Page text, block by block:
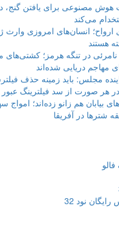
مصنوعی برای یافتن گنج،
می‌کند
ارواح؛ انسان‌های امروزی وارث
هستند
نامرئی در تنگه هرمز؛ کشتی‌های
مهاجم دریایی شده‌اند
مجلس: باید زمینه حذف
هر صورت از سد فیلترینگ عبور
بیابان هم زانو زده‌اند؛ امواج
شترها در آفریقا
نود 32